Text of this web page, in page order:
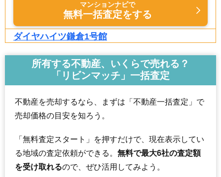
マンションナビで
無料一括査定をする
ダイヤハイツ鎌倉1号館
湘南町屋駅（10分）
2,380万円～2,580万円
(33.1万円/㎡~35.8万円/㎡)
マンションナビで
藤和シティホームズ湘南町屋
住所 神奈川県鎌倉市上町屋
所有する不動産、いくらで売れる？
「リビンマッチ」一括査定
不動産を売却するなら、まずは「不動産一括査定」で
売却価格の目安を知ろう。
「無料査定スタート」を押すだけで、現在表示してい
る地域の査定依頼ができる。 無料で最大6社の査定額
を受け取れるので、ぜひ活用してみよう。